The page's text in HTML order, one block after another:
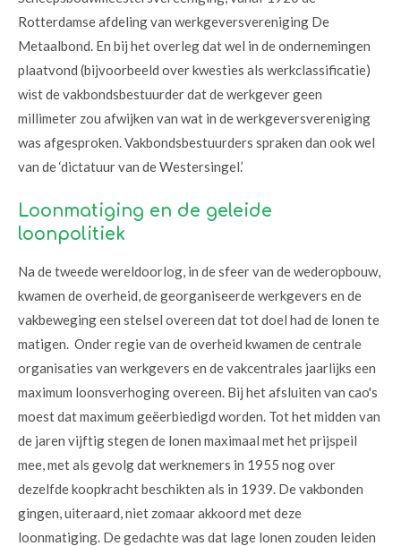
Rotterdamse afdeling van werkgeversvereniging De
Metaalbond. En bij het overleg dat wel in de ondernemingen
plaatvond (bijvoorbeeld over kwesties als werkclassificatie)
wist de vakbondsbestuurder dat de werkgever geen
millimeter zou afwijken van wat in de werkgeversvereniging
was afgesproken. Vakbondsbestuurders spraken dan ook wel
van de ‘dictatuur van de Westersingel.’
Loonmatiging en de geleide
loonpolitiek
Na de tweede wereldoorlog, in de sfeer van de wederopbouw,
kwamen de overheid, de georganiseerde werkgevers en de
vakbeweging een stelsel overeen dat tot doel had de lonen te
matigen. Onder regie van de overheid kwamen de centrale
organisaties van werkgevers en de vakcentrales jaarlijks een
maximum loonsverhoging overeen. Bij het afsluiten van cao's
moest dat maximum geëerbiedigd worden. Tot het midden van
de jaren vijftig stegen de lonen maximaal met het prijspeil
mee, met als gevolg dat werknemers in 1955 nog over
dezelfde koopkracht beschikten als in 1939. De vakbonden
gingen, uiteraard, niet zomaar akkoord met deze
loonmatiging. De gedachte was dat lage lonen zouden leiden